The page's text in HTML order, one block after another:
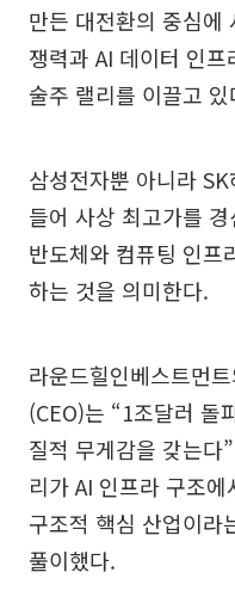
만든 대전환의 중심에
쟁력과 AI 데이터 인
술주 랠리를 이끌고
삼성전자뿐 아니라
들어 사상 최고가를
반도체와 컴퓨팅 인프
하는 것을 의미한다.
라운드힐인베스트먼
(CEO)는 “1조달러 돌
질적 무게감을 갖는다
리가 AI 인프라 구조
구조적 핵심 산업이라
풀이했다.